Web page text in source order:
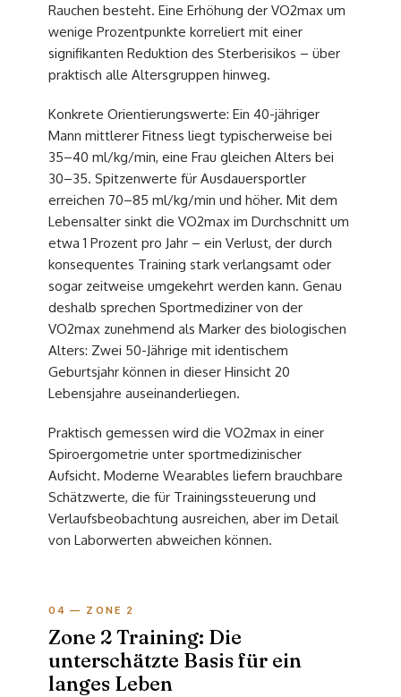
Rauchen besteht. Eine Erhöhung der VO2max um
wenige Prozentpunkte korreliert mit einer
signifikanten Reduktion des Sterberisikos – über
praktisch alle Altersgruppen hinweg.
Konkrete Orientierungswerte: Ein 40-jähriger
Mann mittlerer Fitness liegt typischerweise bei
35–40 ml/kg/min, eine Frau gleichen Alters bei
30–35. Spitzenwerte für Ausdauersportler
erreichen 70–85 ml/kg/min und höher. Mit dem
Lebensalter sinkt die VO2max im Durchschnitt um
etwa 1 Prozent pro Jahr – ein Verlust, der durch
konsequentes Training stark verlangsamt oder
sogar zeitweise umgekehrt werden kann. Genau
deshalb sprechen Sportmediziner von der
VO2max zunehmend als Marker des biologischen
Alters: Zwei 50-Jährige mit identischem
Geburtsjahr können in dieser Hinsicht 20
Lebensjahre auseinanderliegen.
Praktisch gemessen wird die VO2max in einer
Spiroergometrie unter sportmedizinischer
Aufsicht. Moderne Wearables liefern brauchbare
Schätzwerte, die für Trainingssteuerung und
Verlaufsbeobachtung ausreichen, aber im Detail
von Laborwerten abweichen können.
04 — ZONE 2
Zone 2 Training: Die
unterschätzte Basis für ein
langes Leben